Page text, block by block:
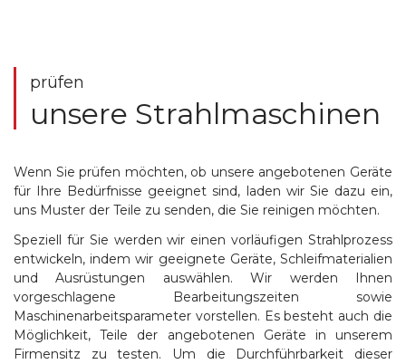
prüfen
unsere Strahlmaschinen
Wenn Sie prüfen möchten, ob unsere angebotenen Geräte
für Ihre Bedürfnisse geeignet sind, laden wir Sie dazu ein,
uns Muster der Teile zu senden, die Sie reinigen möchten.
Speziell für Sie werden wir einen vorläufigen Strahlprozess
entwickeln, indem wir geeignete Geräte, Schleifmaterialien
und Ausrüstungen auswählen. Wir werden Ihnen
vorgeschlagene Bearbeitungszeiten sowie
Maschinenarbeitsparameter vorstellen. Es besteht auch die
Möglichkeit, Teile der angebotenen Geräte in unserem
Firmensitz zu testen. Um die Durchführbarkeit dieser